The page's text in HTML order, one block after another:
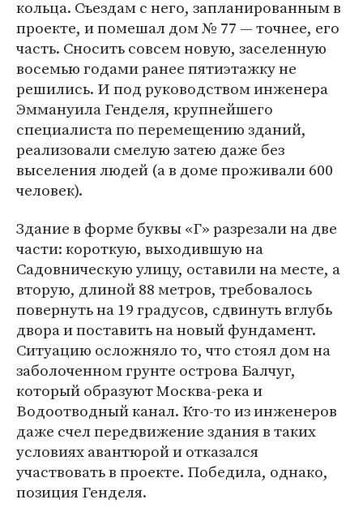
кольца. Съездам с него, запланированным в
проекте, и помешал дом № 77 — точнее, его
часть. Сносить совсем новую, заселенную
восемью годами ранее пятиэтажку не
решились. И под руководством инженера
Эммануила Генделя, крупнейшего
специалиста по перемещению зданий,
реализовали смелую затею даже без
выселения людей (а в доме проживали 600
человек).
Здание в форме буквы «Г» разрезали на две
части: короткую, выходившую на
Садовническую улицу, оставили на месте, а
вторую, длиной 88 метров, требовалось
повернуть на 19 градусов, сдвинуть вглубь
двора и поставить на новый фундамент.
Ситуацию осложняло то, что стоял дом на
заболоченном грунте острова Балчуг,
который образуют Москва-река и
Водоотводный канал. Кто-то из инженеров
даже счел передвижение здания в таких
условиях авантюрой и отказался
участвовать в проекте. Победила, однако,
позиция Генделя.